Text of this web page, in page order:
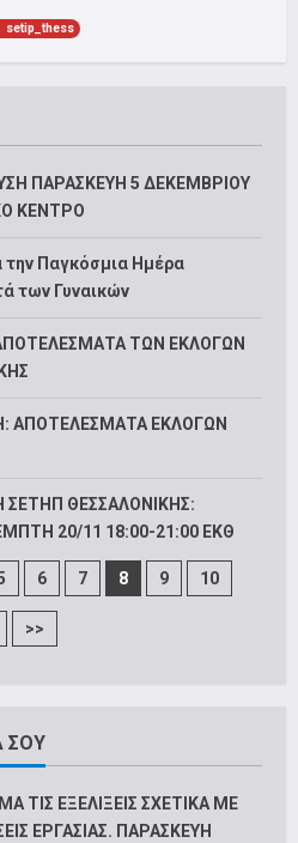
setip_thess
ΠΑΡΑΣΚΕΥΗ 5 ΔΕΚΕΜΒΡΙΟΥ
ΚΕΝΤΡΟ
Παγκόσμια Ημέρα
των Γυναικών
ΤΩΝ ΕΚΛΟΓΩΝ
ΑΠΟΤΕΛΕΣΜΑΤΑ ΕΚΛΟΓΩΝ
ΣΕΤΗΠ ΘΕΣΣΑΛΟΝΙΚΗΣ:
20/11 18:00-21:00 ΕΚΘ
6 7 8 9 10
>>
ΣΟΥ
ΤΙΣ ΕΞΕΛΙΞΕΙΣ ΣΧΕΤΙΚΑ ΜΕ
ΕΡΓΑΣΙΑΣ. ΠΑΡΑΣΚΕΥΗ